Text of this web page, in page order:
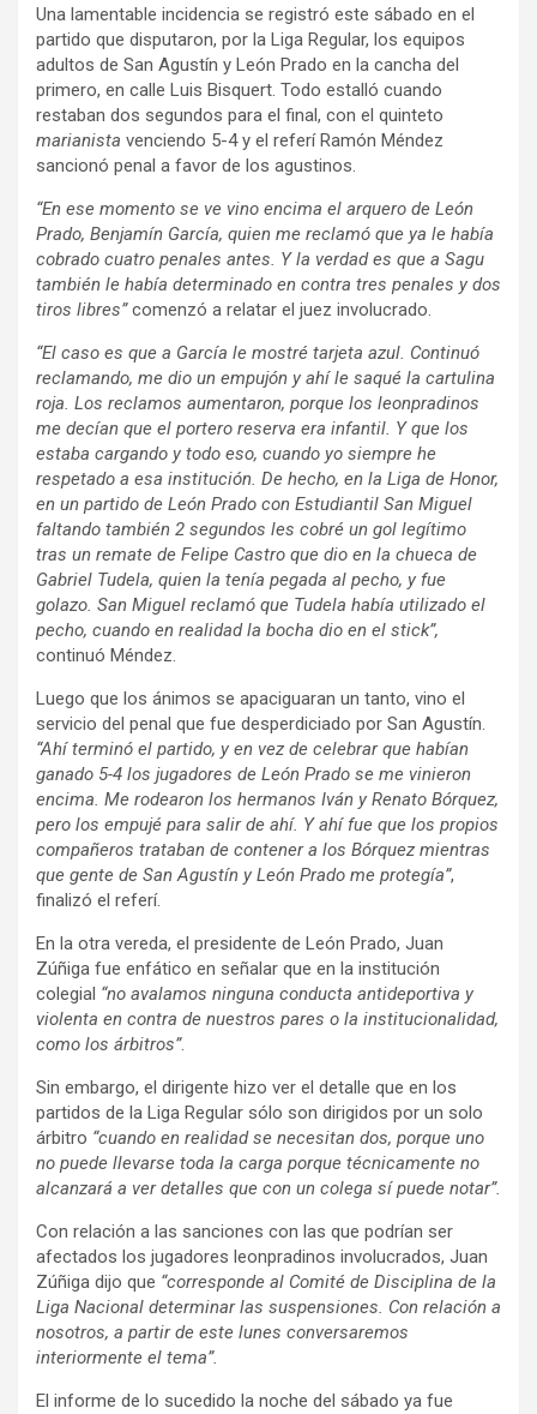
Una lamentable incidencia se registró este sábado en el
partido que disputaron, por la Liga Regular, los equipos
adultos de San Agustín y León Prado en la cancha del
primero, en calle Luis Bisquert. Todo estalló cuando
restaban dos segundos para el final, con el quinteto
marianista venciendo 5-4 y el referí Ramón Méndez
sancionó penal a favor de los agustinos.
“En ese momento se ve vino encima el arquero de León
Prado, Benjamín García, quien me reclamó que ya le había
cobrado cuatro penales antes. Y la verdad es que a Sagu
también le había determinado en contra tres penales y dos
tiros libres”comenzó a relatar el juez involucrado.
“El caso es que a García le mostré tarjeta azul. Continuó
reclamando, me dio un empujón y ahí le saqué la cartulina
roja. Los reclamos aumentaron, porque los leonpradinos
me decían que el portero reserva era infantil. Y que los
estaba cargando y todo eso, cuando yo siempre he
respetado a esa institución. De hecho, en la Liga de Honor,
en un partido de León Prado con Estudiantil San Miguel
faltando también 2 segundos les cobré un gol legítimo
tras un remate de Felipe Castro que dio en la chueca de
Gabriel Tudela, quien la tenía pegada al pecho, y fue
golazo. San Miguel reclamó que Tudela había utilizado el
pecho, cuando en realidad la bocha dio en el stick”,
continuó Méndez.
Luego que los ánimos se apaciguaran un tanto, vino el
servicio del penal que fue desperdiciado por San Agustín.
“Ahí terminó el partido, y en vez de celebrar que habían
ganado 5-4 los jugadores de León Prado se me vinieron
encima. Me rodearon los hermanos Iván y Renato Bórquez,
pero los empujé para salir de ahí. Y ahí fue que los propios
compañeros trataban de contener a los Bórquez mientras
que gente de San Agustín y León Prado me protegía”,
finalizó el referí.
En la otra vereda, el presidente de León Prado, Juan
Zúñiga fue enfático en señalar que en la institución
colegial “no avalamos ninguna conducta antideportiva y
violenta en contra de nuestros pares o la institucionalidad,
como los árbitros”.
Sin embargo, el dirigente hizo ver el detalle que en los
partidos de la Liga Regular sólo son dirigidos por un solo
árbitro “cuando en realidad se necesitan dos, porque uno
no puede llevarse toda la carga porque técnicamente no
alcanzará a ver detalles que con un colega sí puede notar”.
Con relación a las sanciones con las que podrían ser
afectados los jugadores leonpradinos involucrados, Juan
Zúñiga dijo que “corresponde al Comité de Disciplina de la
Liga Nacional determinar las suspensiones. Con relación a
nosotros, a partir de este lunes conversaremos
interiormente el tema”.
El informe de lo sucedido la noche del sábado ya fue